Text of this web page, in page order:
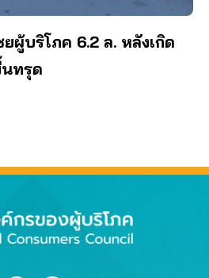
ผู้บริโภค 6.2 ล. หลังเกิด
ทรุด